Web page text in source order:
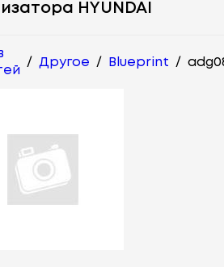
HYUNDAI
/ Другое / Blueprint /